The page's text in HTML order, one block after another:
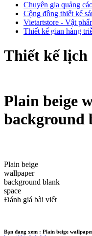
Chuyên gia quảng
Cộng đồng thiết kế
Vietartstore - Vật
Thiết kế gian hàng
Thiết kế lịch
Plain beige
background
Plain beige
wallpaper
background blank
space
Đánh giá bài viết
Bạn đang xem : Plain beige